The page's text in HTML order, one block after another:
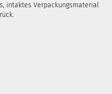
intaktes Verpackungsmaterial